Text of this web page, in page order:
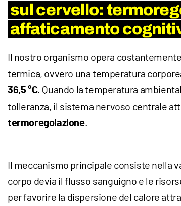
sul cervello:
affaticamento
Il nostro organismo opera
termica, ovvero una temperatura
36,5 °C. Quando la temperatura
tolleranza, il sistema nervoso centrale
termoregolazione.
Il meccanismo principale consiste nella
corpo devia il flusso sanguigno e le
per favorire la dispersione del calore